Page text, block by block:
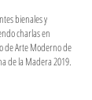
bienales y
charlas en
de Arte Moderno de
de la Madera 2019.